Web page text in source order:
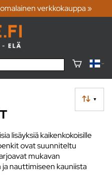
verkkokauppa »
▼
lisäyksiä kaikenkokoisille
ovat suunniteltu
mukavan
nauttimiseen kauniista